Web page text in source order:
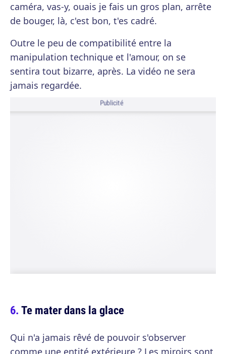
caméra, vas-y, ouais je fais un gros plan, arrête
de bouger, là, c'est bon, t'es cadré.
Outre le peu de compatibilité entre la
manipulation technique et l'amour, on se
sentira tout bizarre, après. La vidéo ne sera
jamais regardée.
Publicité
Te mater dans la glace
Qui n'a jamais rêvé de pouvoir s'observer
comme une entité extérieure ? Les miroirs sont